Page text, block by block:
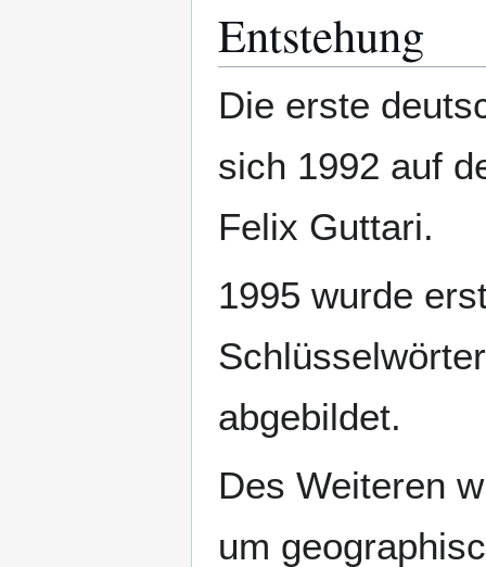
Entstehung
Die erste
sich 1992 auf
Felix Guttari.
1995 wurde
abgebildet.
Des Weiteren
um